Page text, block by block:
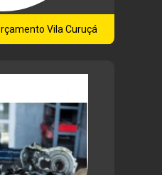
Vila Curuçá